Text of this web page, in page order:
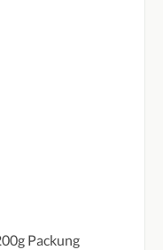
Packung